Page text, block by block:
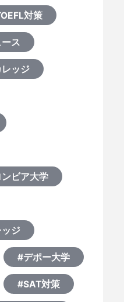
対策
ス
ッジ
ビア大学
ジ
#デポー大学
#SAT対策